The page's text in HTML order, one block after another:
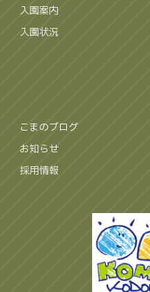
入園案内
入園状況
こまのブログ
お知らせ
採用情報